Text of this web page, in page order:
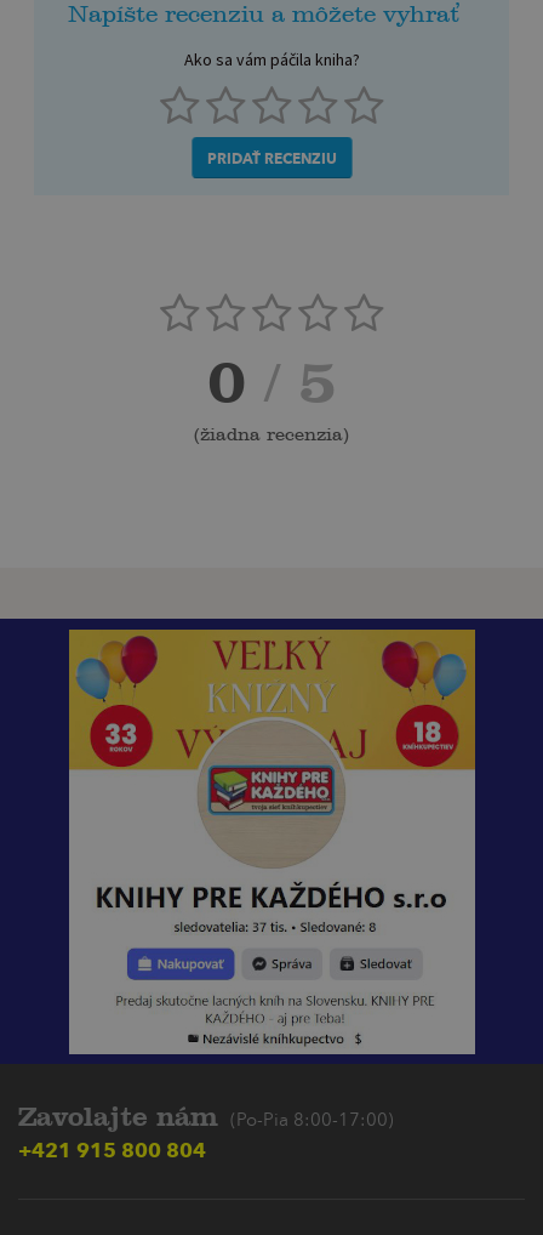
Napíšte recenziu a môžete vyhrať
Ako sa vám páčila kniha?
PRIDAŤ RECENZIU
0 / 5
(žiadna recenzia)
Zavolajte nám (Po-Pia 8:00-17:00)
+421 915 800 804